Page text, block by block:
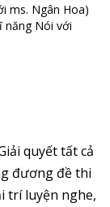
ms. Ngân Hoa)
năng Nói với
quyết tất cả
đương đề thi
trí luyện nghe,